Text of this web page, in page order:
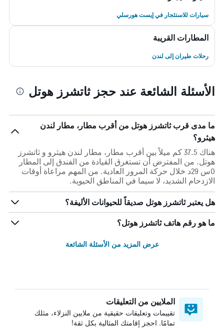
سيارات للاستئجار في إيست هورسلي
المطارات القريبة
رحلات طيران إلى لندن
الأسئلة الشائعة عند حجز ثاتشرز هوتل
ما مدى قرب ثاتشرز هوتل من أقرب مطار، مطار لندن
هيثرو؟
هناك 37.5 كم ميلاً بين أقرب مطار، مطار لندن هيثرو و ثاتشرز
هوتل. من المفترض أن تستغرق القيادة من الفندق إلى المطار
0س 29د خلال حركة المرور العادية. من المهم مراعاة أوقات
الازدحام الشديد، لا سيما في المناطق الحيوية.
هل يعتبر ثاتشرز هوتل صديقاً للحيوانات الأليفة؟
ما هو رقم هاتف ثاتشرز هوتل؟
عرض المزيد من الأسئلة الشائعة
الملايين من التعليقات
تقييمات وتعليقات حقيقية من ملايين النزلاء، مثلك
تمامًا. احجز إقامتك المثالية بكل ثقة!